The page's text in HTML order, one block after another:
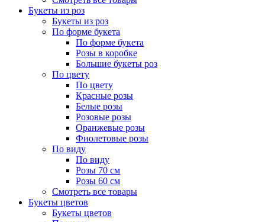
Букеты из роз
Букеты из роз
По форме букета
По форме букета
Розы в коробке
Большие букеты роз
По цвету
По цвету
Красные розы
Белые розы
Розовые розы
Оранжевые розы
Фиолетовые розы
По виду
По виду
Розы 70 см
Розы 60 см
Смотреть все товары
Букеты цветов
Букеты цветов